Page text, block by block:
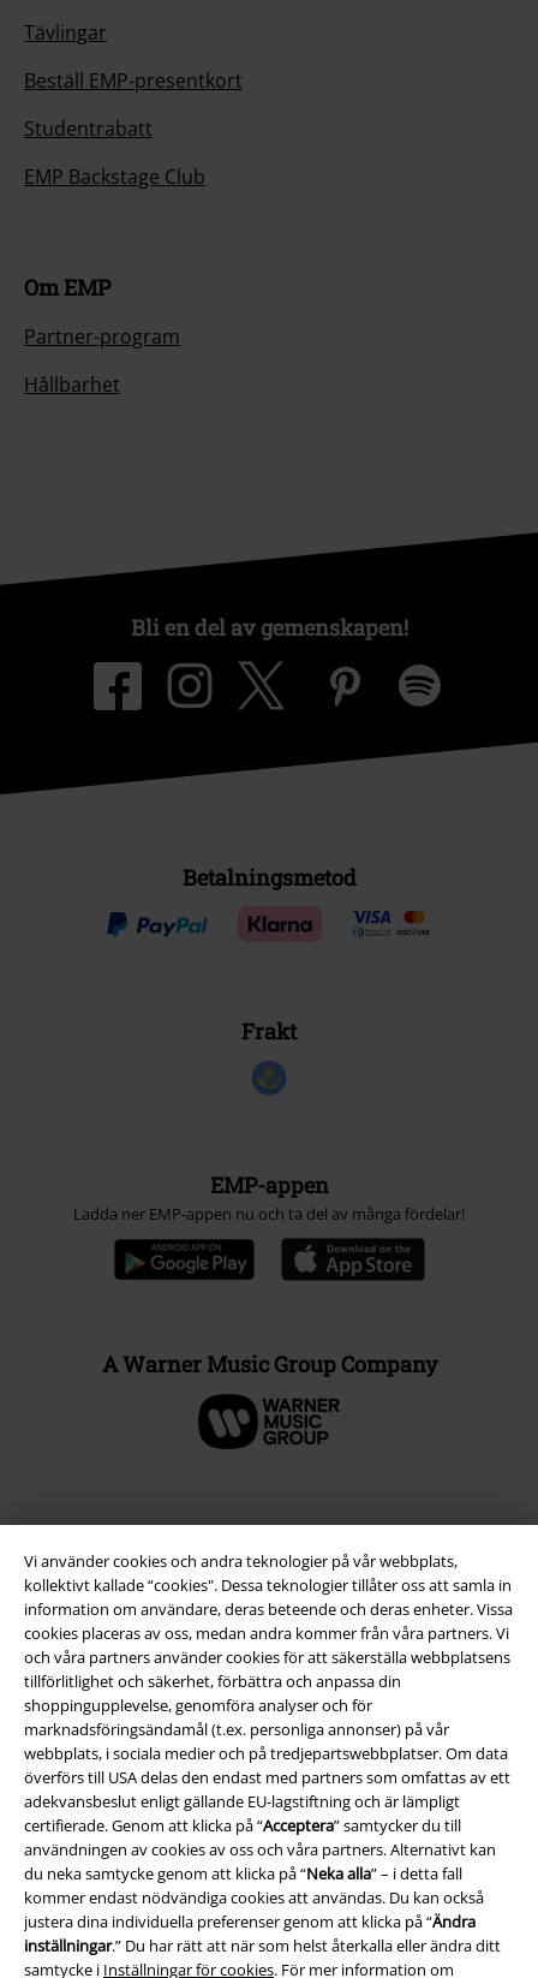
Vi använder cookies och andra teknologier på vår webbplats,
kollektivt kallade “cookies". Dessa teknologier tillåter oss att samla in
information om användare, deras beteende och deras enheter. Vissa
cookies placeras av oss, medan andra kommer från våra partners. Vi
och våra partners använder cookies för att säkerställa webbplatsens
tillförlitlighet och säkerhet, förbättra och anpassa din
shoppingupplevelse, genomföra analyser och för
marknadsföringsändamål (t.ex. personliga annonser) på vår
webbplats, i sociala medier och på tredjepartswebbplatser. Om data
överförs till USA delas den endast med partners som omfattas av ett
adekvansbeslut enligt gällande EU-lagstiftning och är lämpligt
certifierade. Genom att klicka på “Acceptera” samtycker du till
användningen av cookies av oss och våra partners. Alternativt kan
du neka samtycke genom att klicka på “Neka alla” – i detta fall
kommer endast nödvändiga cookies att användas. Du kan också
justera dina individuella preferenser genom att klicka på “Ändra
inställningar.” Du har rätt att när som helst återkalla eller ändra ditt
samtycke i Inställningar för cookies. För mer information om
Tävlingar
Beställ EMP-presentkort
Studentrabatt
EMP Backstage Club
Om EMP
Partner-program
Hållbarhet
Bli en del av gemenskapen!
Betalningsmetod
Frakt
EMP-appen
Ladda ner EMP-appen nu och ta del av många fördelar!
A Warner Music Group Company
Juridisk information/Villkor
Villkor
Om oss
Ladda ner villkoren
Avfallshantering och miljöskydd
Försäkran om överensstämmelse